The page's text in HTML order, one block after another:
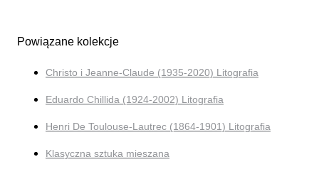
Powiązane kolekcje
Christo i Jeanne-Claude (1935-2020) Litografia
Eduardo Chillida (1924-2002) Litografia
Henri De Toulouse-Lautrec (1864-1901) Litografia
Klasyczna sztuka mieszana